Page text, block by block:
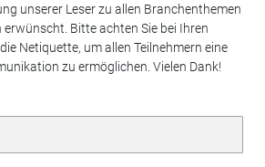
unserer Leser zu allen Branchenthemen
Bitte achten Sie bei Ihren
Netiquette, um allen Teilnehmern eine
zu ermöglichen. Vielen Dank!